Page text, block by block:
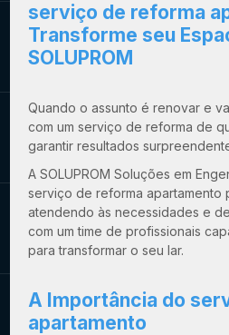
serviço de reforma
Transforme seu
SOLUPROM
Quando o assunto é renovar e
com um serviço de reforma de
garantir resultados
A SOLUPROM Soluções em
serviço de reforma apartamento
atendendo às necessidades e
com um time de profissionais
para transformar o seu lar.
A Importância do
apartamento